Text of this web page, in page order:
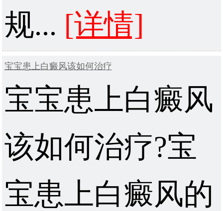
规... [详情]
宝宝患上白癜风该如何治疗
宝宝患上白癜风
该如何治疗?宝
宝患上白癜风的